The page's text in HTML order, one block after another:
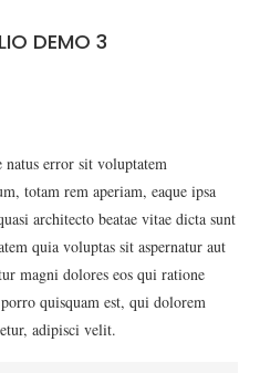
DEMO 3
natus error sit voluptatem
totam rem aperiam, eaque ipsa
architecto beatae vitae dicta sunt
quia voluptas sit aspernatur aut
magni dolores eos qui ratione
quisquam est, qui dolorem
adipisci velit.